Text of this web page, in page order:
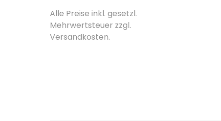
Alle Preise inkl. gesetzl.
Mehrwertsteuer zzgl.
Versandkosten.